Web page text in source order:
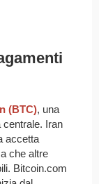
(BTC), una
centrale. Iran
accetta
che altre
Bitcoin.com